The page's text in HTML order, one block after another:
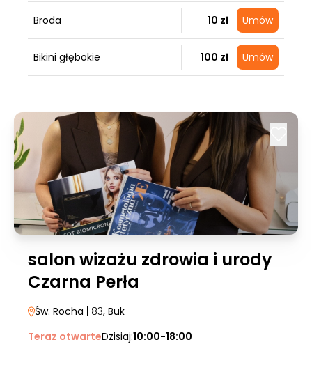
Broda 10 zł Umów
Bikini głębokie 100 zł Umów
salon wizażu zdrowia i urody
Czarna Perła
Św. Rocha | 83, Buk
Teraz otwarteDzisiaj:10:00-18:00